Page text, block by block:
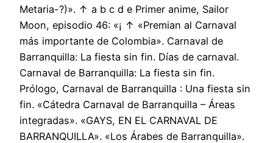
Metaria-?)». ↑ a b c d e Primer anime, Sailor
Moon, episodio 46: «¡ ↑ «Premian al Carnaval
más importante de Colombia». Carnaval de
Barranquilla: La fiesta sin fin. Días de carnaval.
Carnaval de Barranquilla: La fiesta sin fin.
Prólogo, Carnaval de Barranquilla : Una fiesta sin
fin. «Cátedra Carnaval de Barranquilla – Áreas
integradas». «GAYS, EN EL CARNAVAL DE
BARRANQUILLA». «Los Árabes de Barranquilla».